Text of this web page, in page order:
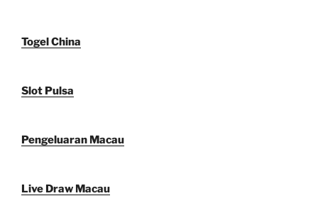
Togel China
Slot Pulsa
Pengeluaran Macau
Live Draw Macau